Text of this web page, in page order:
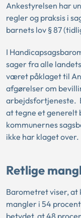
Ankestyrelsen har
regler og praksis i
barnets lov § 87
I
sager fra alle
været påklaget til
afgørelser om
arbejdsfortjeneste.
at tegne et generelt
kommunernes
ikke har klaget over.
Retlige
Barometret viser,
mangler i 54
betydet, at 48